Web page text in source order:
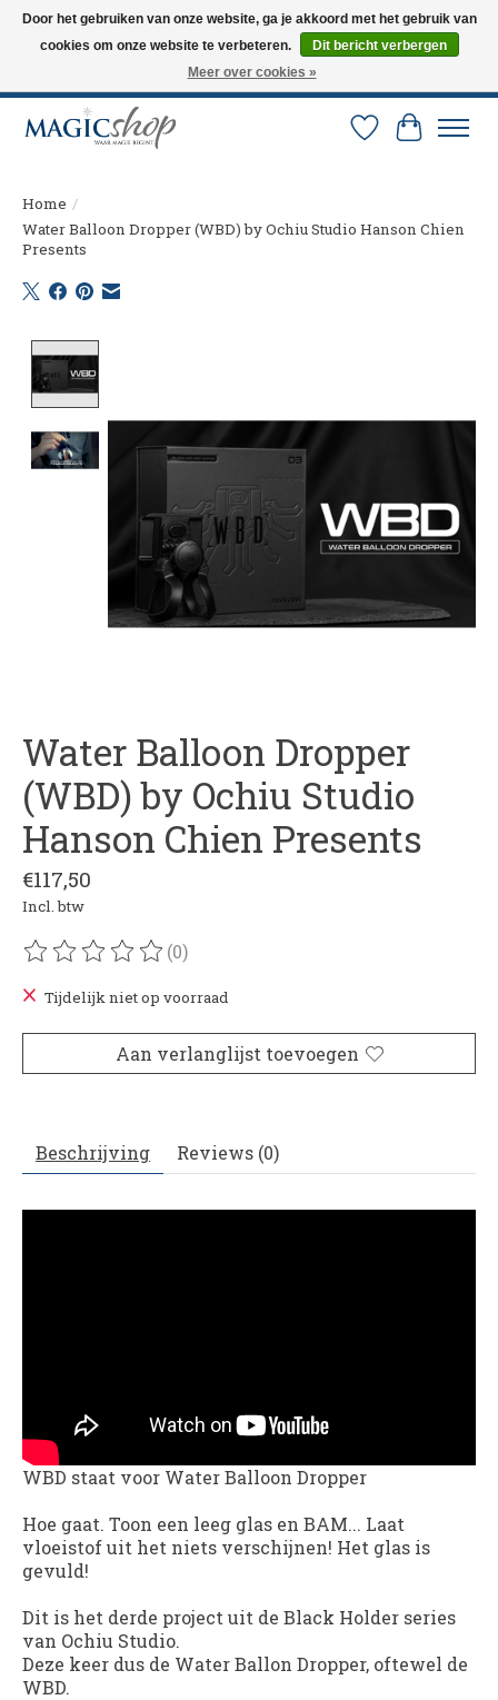
Altijd de nieuwste trucs op voorraad. Snelle verzending via PostNL en DHL.
Langskomen in onze winkel? Bel of mail om een afspraak te maken. 0251-
Verlanglijst
Home /
Water Balloon Dropper (WBD) by Ochiu Studio Hanson Chien
Presents
Water Balloon Dropper
(WBD) by Ochiu Studio
Hanson Chien Presents
€117,50
Incl. btw
De beoordeling van dit product is
(0)
Tijdelijk niet op voorraad
Aan verlanglijst toevoegen
Beschrijving Reviews (0)
WBD staat voor Water Balloon Dropper
Hoe gaat. Toon een leeg glas en BAM... Laat
vloeistof uit het niets verschijnen! Het glas is
gevuld!
Dit is het derde project uit de Black Holder series
van Ochiu Studio.
Deze keer dus de Water Ballon Dropper, oftewel de
WBD.
Door het gebruiken van onze website, ga je akkoord met het gebruik van
cookies om onze website te verbeteren.
Dit bericht verbergen
Meer over cookies »